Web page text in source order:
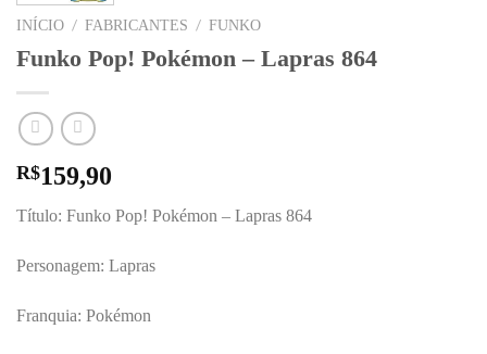
INÍCIO / FABRICANTES / FUNKO
Funko Pop! Pokémon – Lapras 864
R$159,90
Título: Funko Pop! Pokémon – Lapras 864
Personagem: Lapras
Franquia: Pokémon